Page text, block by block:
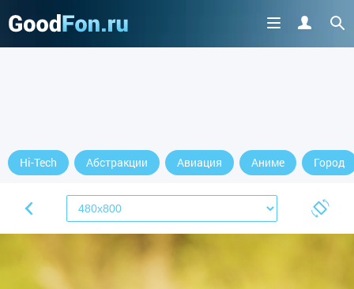
Hi-Tech Абстракции Авиация Аниме Город